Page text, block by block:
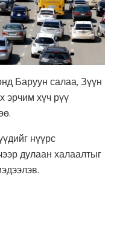
Баруун салаа, Зүүн
эрчим хүч рүү
нүүрс
дулаан халаалтыг